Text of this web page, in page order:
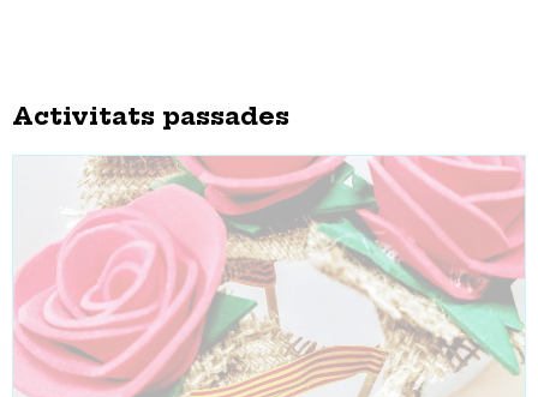
Activitats passades